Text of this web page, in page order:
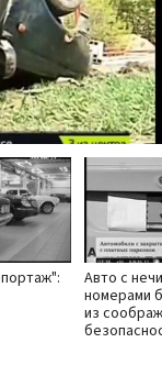
Авто с
номерами
из